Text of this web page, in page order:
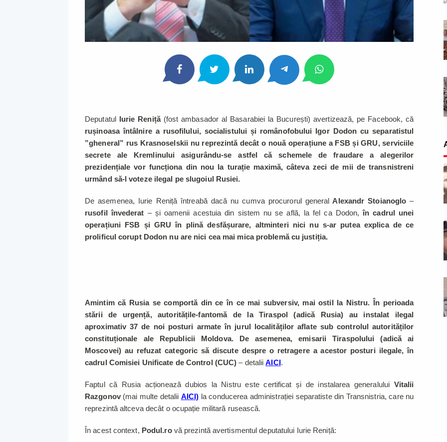
Deputatul Iurie Reniță(fost ambasador al Basarabiei la București) avertizează, pe Facebook, că
rușinoasa întâlnire a rusofilului, socialistului și românofobului Igor Dodon cu separatistul
”gheneral” rus Krasnoselskii nu reprezintă decât o nouă operațiune a FSB și GRU, serviciile
secrete ale Kremlinului asigurându-se astfel că schemele de fraudare a alegerilor
prezidențiale vor funcționa din nou la turație maximă, câteva zeci de mii de transnistreni
urmând să-l voteze ilegal pe slugoiul Rusiei.
De asemenea, Iurie Reniță întreabă dacă nu cumva procurorul general Alexandr Stoianoglo –
rusofil învederat – și oamenii acestuia din sistem nu se află, la fel ca Dodon,în cadrul unei
operațiuni FSB și GRU în plină desfășurare, altminteri nici nu s-ar putea explica de ce
prolificul corupt Dodon nu are nici cea mai mica problemă cu justiția.
Amintim că Rusia se comportă din ce în ce mai subversiv, mai ostil la Nistru. În perioada
stării de urgență, autoritățile-fantomă de la Tiraspol (adică Rusia) au instalat ilegal
aproximativ 37 de noi posturi armate în jurul localităților aflate sub controlul autorităților
constituționale ale Republicii Moldova. De asemenea, emisarii Tiraspolului (adică ai
Moscovei) au refuzat categoric să discute despre o retragere a acestor posturi ilegale, în
cadrul Comisiei Unificate de Control (CUC) – detaliiAICI.
Faptul că Rusia acționează dubios la Nistru este certificat și de instalarea generalului Vitalii
Razgonov (mai multe detalii AICI) la conducerea administrației separatiste din Transnistria, care nu
reprezintă altceva decât o ocupație militară rusească.
În acest context, Podul.rovă prezintă avertismentul deputatului Iurie Reniță: